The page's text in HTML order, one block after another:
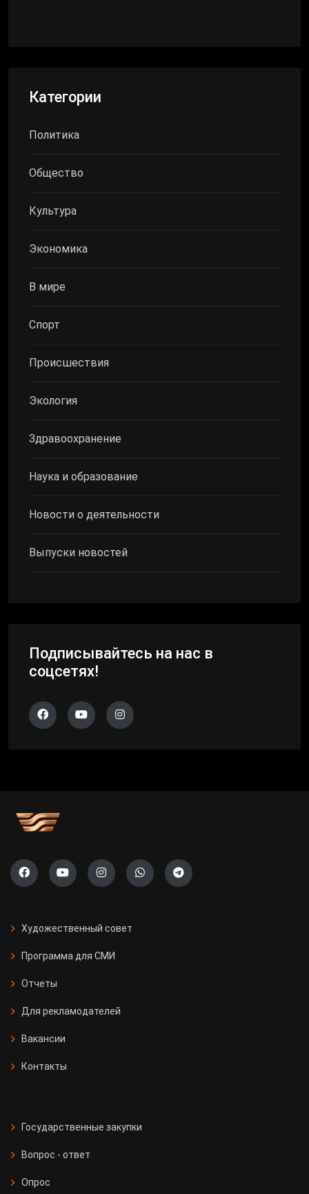
Категории
Политика
Общество
Культура
Экономика
В мире
Спорт
Происшествия
Экология
Здравоохранение
Наука и образование
Новости о деятельности
Выпуски новостей
Подписывайтесь на нас в
соцсетях!
Художественный совет
Программа для СМИ
Отчеты
Для рекламодателей
Вакансии
Контакты
Государственные закупки
Вопрос - ответ
Опрос